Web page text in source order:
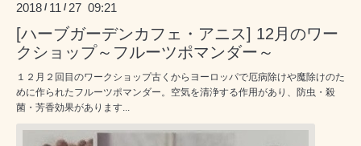
2018 / 11 / 27 09:21
[ハーブガーデンカフェ・アニス] 12月のワー
クショップ～フルーツポマンダー～
１２月２回目のワークショップ古くからヨーロッパで厄病除けや魔除けのた
めに作られたフルーツポマンダー。空気を清浄する作用があり、防虫・殺
菌・芳香効果があります...